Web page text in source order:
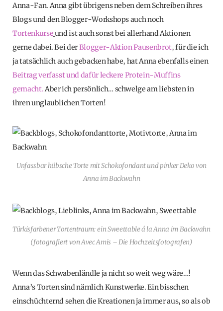
Anna-Fan. Anna gibt übrigens neben dem Schreiben ihres
Blogs und den Blogger-Workshops auch noch
Tortenkurseund ist auch sonst bei allerhand Aktionen
gerne dabei. Bei derBlogger-Aktion Pausenbrot, für die ich
ja tatsächlich auch gebacken habe, hat Anna ebenfalls einen
Beitrag verfasst und dafür leckere Protein-Muffins
gemacht.Aber ich persönlich… schwelge am liebsten in
ihren unglaublichen Torten!
Unfassbar hübsche Torte mit Schokofondant und pinker Deko von
Anna im Backwahn
Türkisfarbener Tortentraum: ein Sweettable á la Anna im Backwahn
(fotografiert von Avec Amis – Die Hochzeitsfotografen)
Wenn das Schwabenländle ja nicht so weit weg wäre…!
Anna’s Torten sind nämlich Kunstwerke. Ein bisschen
einschüchternd sehen die Kreationen ja immer aus, so als ob